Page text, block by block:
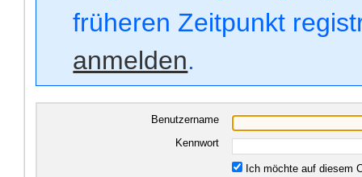
früheren Zeitpunkt
anmelden.
Benutzername
Kennwort
Ich möchte auf diesem